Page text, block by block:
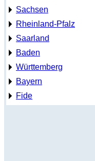
Sachsen
Rheinland-Pfalz
Saarland
Baden
Württemberg
Bayern
Fide